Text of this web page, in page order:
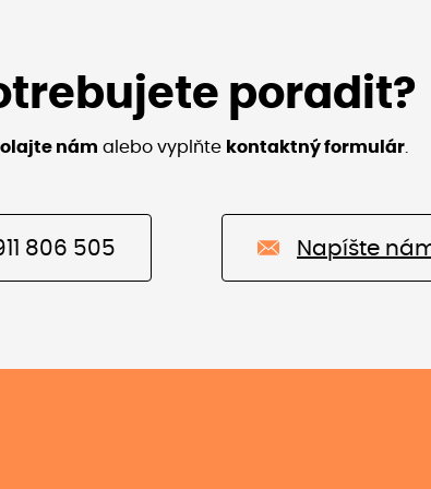
poradit?
nám alebo vyplňte kontaktný formulár.
806 505 Napíšte